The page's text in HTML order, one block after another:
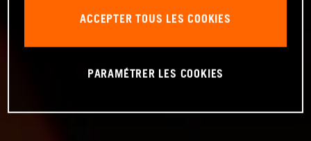
ACCEPTER TOUS LES COOKIES
PARAMÉTRER LES COOKIES